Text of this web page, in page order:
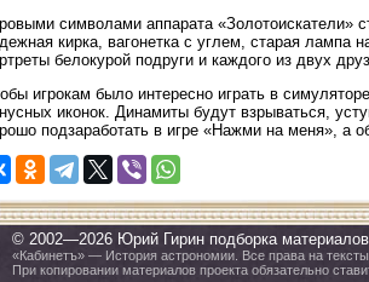
символами аппарата «Золотоискатели»
кирка, вагонетка с углем, старая лампа
белокурой подруги и каждого из двух
игрокам было интересно играть в
иконок. Динамиты будут взрываться,
подзаработать в игре «Нажми на меня», а
© 2002—2026 Юрий Гирин подборка материалов
«Кабинетъ» — История астрономии. Все права на
При копировании материалов проекта обязательно